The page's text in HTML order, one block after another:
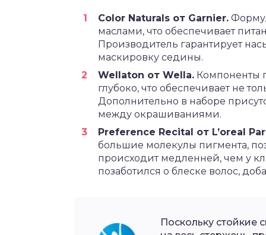
Color Naturals от Garnier.
маслами, что обеспечивает
Производитель гарантирует
маскировку седины.
Wellaton от Wella. Компоненты
глубоко, что обеспечивает не
Дополнительно в наборе
между окрашиваниями.
Preference Recital от L’oreal
большие молекулы пигмента,
происходит медленней, чем у
позаботился о блеске волос,
Поскольку стойкие